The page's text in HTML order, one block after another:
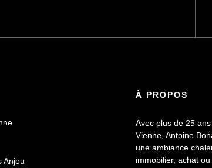
Anjou
À PROPOS
Avec plus de 25
Vienne, Antoine
une ambiance
immobilier, achat